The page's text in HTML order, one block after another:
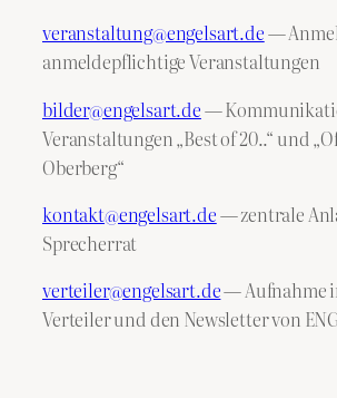
veranstaltung@engelsart.de—
anmeldepflichtige Veranstaltungen
bilder@engelsart.de—
Veranstaltungen „Best of 20..“ und
Oberberg“
kontakt@engelsart.de— zentrale
Sprecherrat
verteiler@engelsart.de— Aufnahme
Verteiler und den Newsletter von